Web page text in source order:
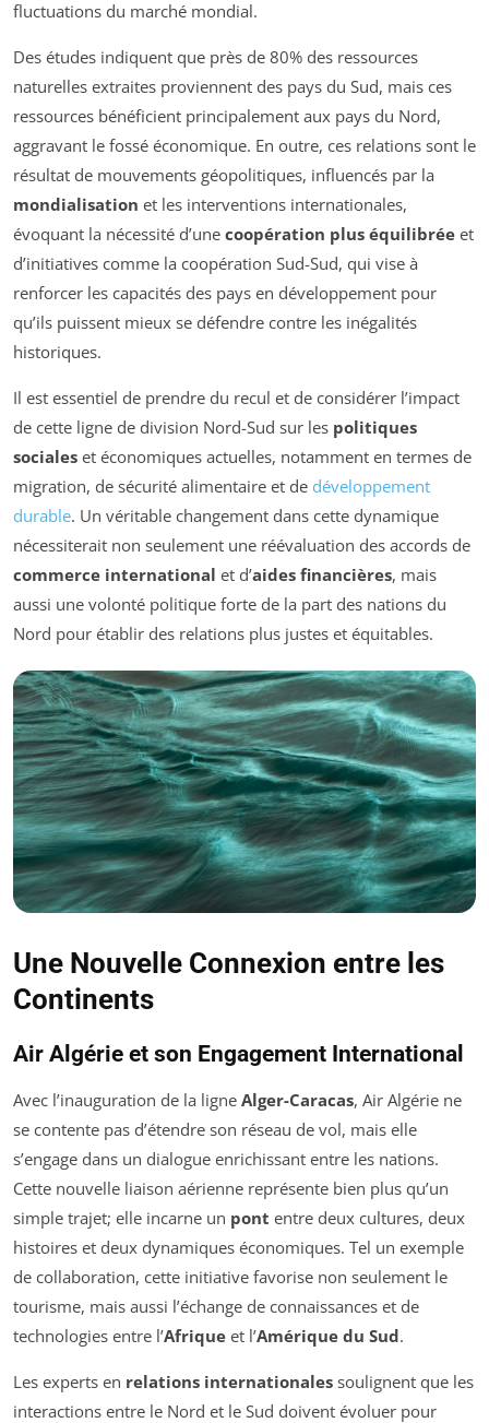
fluctuations du marché mondial.
Des études indiquent que près de 80% des ressources
naturelles extraites proviennent des pays du Sud, mais ces
ressources bénéficient principalement aux pays du Nord,
aggravant le fossé économique. En outre, ces relations sont le
résultat de mouvements géopolitiques, influencés par la
mondialisation et les interventions internationales,
évoquant la nécessité d’une coopération plus équilibrée et
d’initiatives comme la coopération Sud-Sud, qui vise à
renforcer les capacités des pays en développement pour
qu’ils puissent mieux se défendre contre les inégalités
historiques.
Il est essentiel de prendre du recul et de considérer l’impact
de cette ligne de division Nord-Sud sur les politiques
sociales et économiques actuelles, notamment en termes de
migration, de sécurité alimentaire et de développement
durable. Un véritable changement dans cette dynamique
nécessiterait non seulement une réévaluation des accords de
commerce international et d’aides financières, mais
aussi une volonté politique forte de la part des nations du
Nord pour établir des relations plus justes et équitables.
Une Nouvelle Connexion entre les
Continents
Air Algérie et son Engagement International
Avec l’inauguration de la ligne Alger-Caracas, Air Algérie ne
se contente pas d’étendre son réseau de vol, mais elle
s’engage dans un dialogue enrichissant entre les nations.
Cette nouvelle liaison aérienne représente bien plus qu’un
simple trajet; elle incarne un pont entre deux cultures, deux
histoires et deux dynamiques économiques. Tel un exemple
de collaboration, cette initiative favorise non seulement le
tourisme, mais aussi l’échange de connaissances et de
technologies entre l’Afrique et l’Amérique du Sud.
Les experts en relations internationales soulignent que les
interactions entre le Nord et le Sud doivent évoluer pour